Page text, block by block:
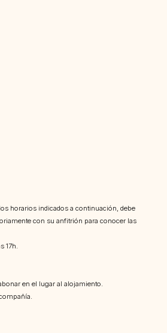
horarios indicados a continuación, debe
con su anfitrión para conocer las
17h.
en el lugar al alojamiento.